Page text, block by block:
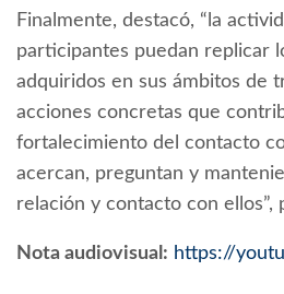
Finalmente, destacó, “la
participantes puedan replicar
adquiridos en sus ámbitos de
acciones concretas que
fortalecimiento del contacto
acercan, preguntan y
relación y contacto con ellos”,
Nota audiovisual: https://